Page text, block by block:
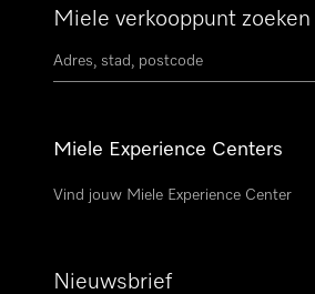
Miele verkooppunt zoeken
Miele Experience Centers
Vind jouw Miele Experience Center
Nieuwsbrief